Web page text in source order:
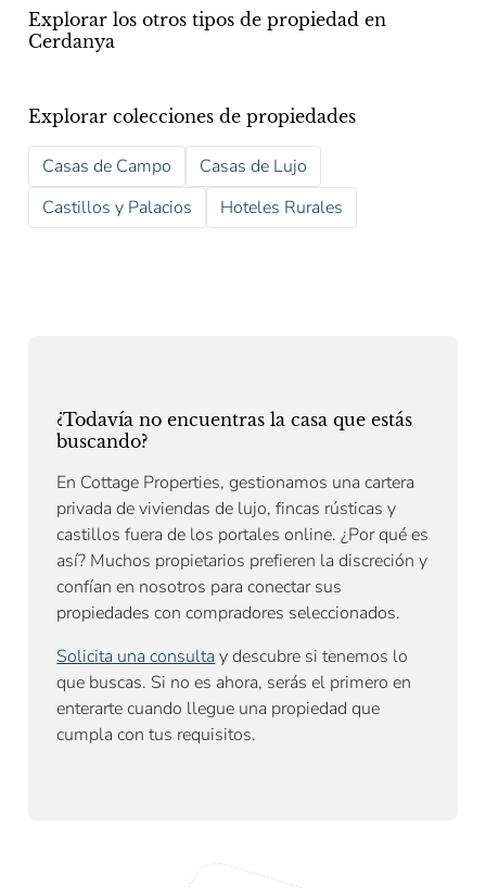
Explorar los otros tipos de propiedad en
Cerdanya
Explorar colecciones de propiedades
Casas de Campo
Casas de Lujo
Castillos y Palacios
Hoteles Rurales
¿Todavía no encuentras la casa que estás
buscando?
En Cottage Properties, gestionamos una cartera
privada de viviendas de lujo, fincas rústicas y
castillos fuera de los portales online. ¿Por qué es
así? Muchos propietarios prefieren la discreción y
confían en nosotros para conectar sus
propiedades con compradores seleccionados.
Solicita una consultay descubre si tenemos lo
que buscas. Si no es ahora, serás el primero en
enterarte cuando llegue una propiedad que
cumpla con tus requisitos.